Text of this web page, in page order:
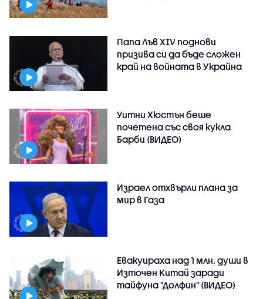
Папа Лъв XIV поднови
призива си да бъде сложен
край на войната в Украйна
Уитни Хюстън беше
почетена със своя кукла
Барби (ВИДЕО)
Израел отхвърли плана за
мир в Газа
Евакуираха над 1 млн. души в
Източен Китай заради
тайфуна "Долфин" (ВИДЕО)